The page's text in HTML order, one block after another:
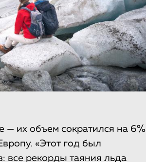
их объем сократился на 6%
«Этот год был
все рекорды таяния льда